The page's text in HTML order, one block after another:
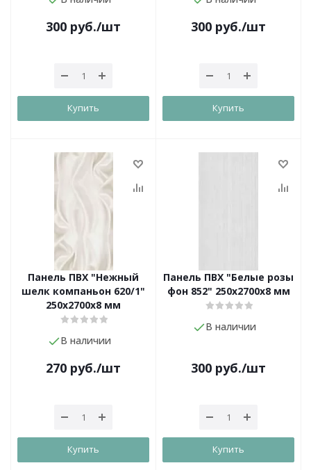
300 руб./шт
Купить
300 руб./шт
Купить
Панель ПВХ "Нежный
шелк компаньон 620/1"
250х2700х8 мм
В наличии
270 руб./шт
Купить
Панель ПВХ "Белые розы
фон 852" 250х2700х8 мм
В наличии
300 руб./шт
Купить